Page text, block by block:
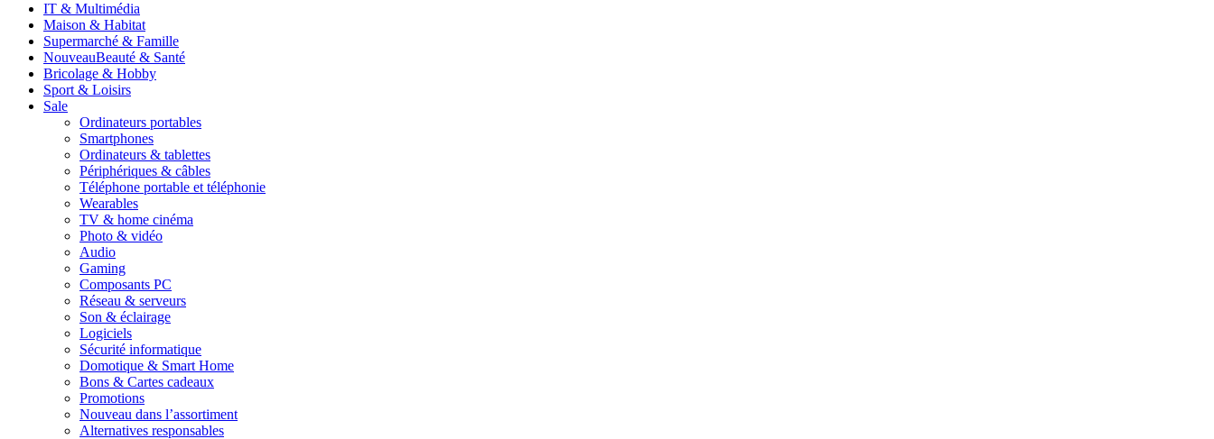
IT & Multimédia
Maison & Habitat
Supermarché & Famille
NouveauBeauté & Santé
Bricolage & Hobby
Sport & Loisirs
Sale
Ordinateurs portables
Smartphones
Ordinateurs & tablettes
Périphériques & câbles
Téléphone portable et téléphonie
Wearables
TV & home cinéma
Photo & vidéo
Audio
Gaming
Composants PC
Réseau & serveurs
Son & éclairage
Logiciels
Sécurité informatique
Domotique & Smart Home
Bons & Cartes cadeaux
Promotions
Nouveau dans l’assortiment
Alternatives responsables